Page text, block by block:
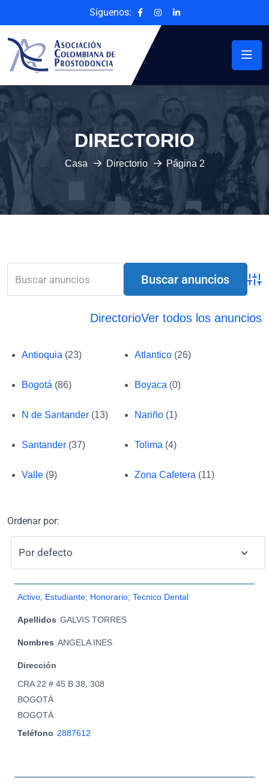
Síguenos:
DIRECTORIO
Casa Directorio Página 2
DirectorioVer todos los anuncios
Antioquia (23) Atlantico (26)
Bogotá (86) Boyaca (0)
N de Santander (13) Nariño (1)
Santander (37) Tolima (4)
Valle (9) Zona Cafetera (11)
Ordenar por:
Activo; Estudiante; Honorario; Tecnico Dental
Apellidos GALVIS TORRES
Nombres ANGELA INES
Dirección
CRA 22 # 45 B 38, 308
BOGOTÁ
BOGOTÁ
Teléfono 2887612